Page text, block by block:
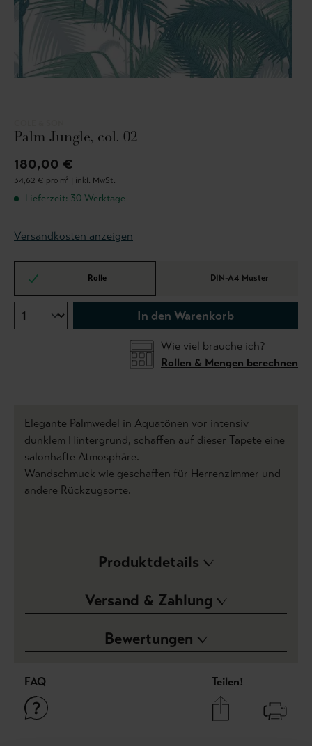
Palm Jungle, col. 02
180,00 €
34,62 € pro m² | inkl. MwSt.
Lieferzeit: 30 Werktage
Versandkosten anzeigen
Rolle DIN-A4 Muster
In den Warenkorb
Wie viel brauche ich?
Rollen & Mengen berechnen
Elegante Palmwedel in Aquatönen vor intensiv
dunklem Hintergrund, schaffen auf dieser Tapete eine
salonhafte Atmosphäre.
Wandschmuck wie geschaffen für Herrenzimmer und
andere Rückzugsorte.
Produktdetails
Versand & Zahlung
Bewertungen
FAQ Teilen!